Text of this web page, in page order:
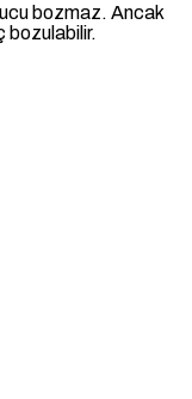
bozmaz. Ancak
bozulabilir.